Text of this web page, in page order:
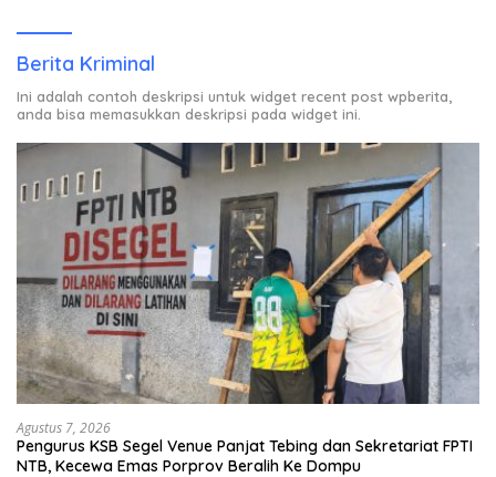
Berita Kriminal
Ini adalah contoh deskripsi untuk widget recent post wpberita,
anda bisa memasukkan deskripsi pada widget ini.
Agustus 7, 2026
Pengurus KSB Segel Venue Panjat Tebing dan Sekretariat FPTI
NTB, Kecewa Emas Porprov Beralih Ke Dompu